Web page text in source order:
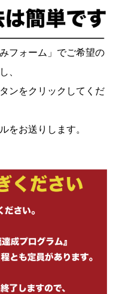
フォーム」でご希望の
、
ンをクリックしてくだ
をお送りします。